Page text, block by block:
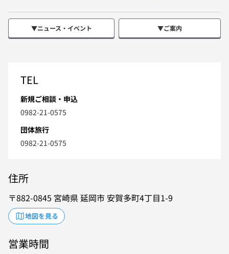
▼ニュース・イベント ▼ご案内
TEL
新規ご相談・申込
0982-21-0575
団体旅行
0982-21-0575
住所
882-0845 宮崎県延岡市 安賀多町4丁目1-9
地図を見る
営業時間